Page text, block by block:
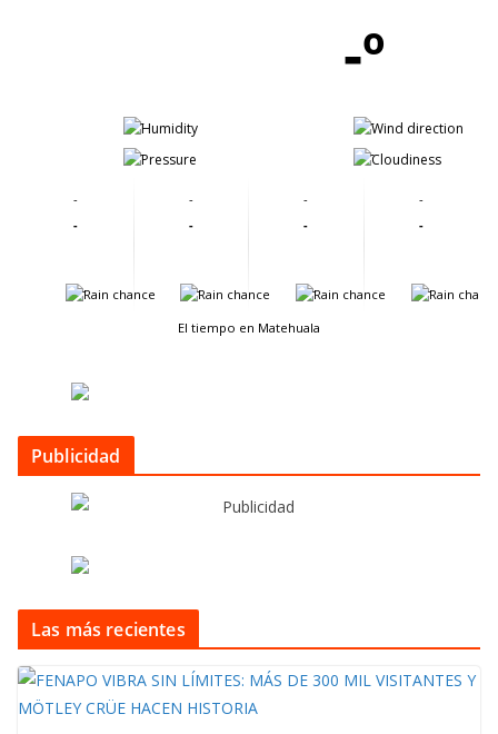
-º
-
-
-
-
-
-
-
-
-
-
-
-
-
-
-
-
El tiempo en Matehuala
Publicidad
Las más recientes